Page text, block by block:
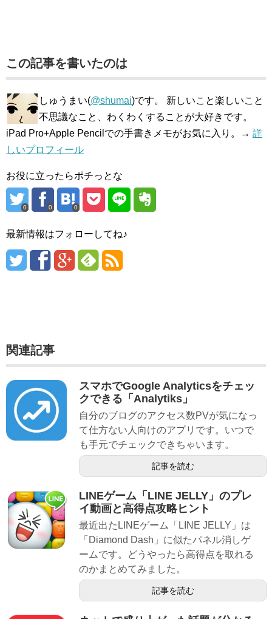
この記事を書いたのは
しゅうまい(@shumai)です。 新しいこと楽しいこと
不思議なこと、わくわくすることが大好きです。
iPad Pro+Apple Pencilでの手書きメモがお気に入り。→ 詳
しいプロフィール
お役に立ったらポチっとな
0 0 0
最新情報はフォローしてね♪
関連記事
スマホでGoogle Analyticsをチェッ
クできる「Analytiks」
自分のブログのアクセス数PVが気になっ
て仕方ない人向けのアプリです。いつで
も手元でチェックできちゃいます。
記事を読む
LINEゲーム「LINE JELLY」のプレ
イ動画と高得点攻略ヒント
最近出たLINEゲーム「LINE JELLY」は
「Diamond Dash」に似たパネル消しゲ
ームです。どうやったら高得点を取れる
のかまとめてみました。
記事を読む